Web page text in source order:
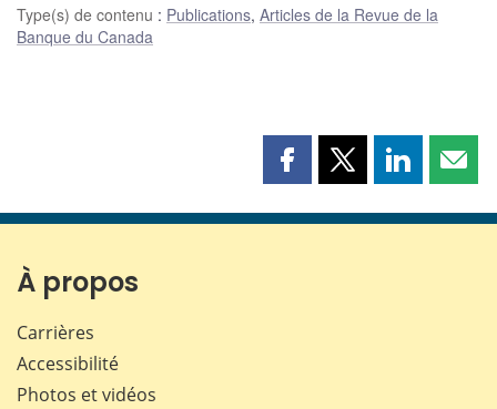
Type(s) de contenu : Publications, Articles de la Revue de la
Banque du Canada
Partager
page
Partager
page
Partager
page page
À propos
Carrières
Accessibilité
Photos et vidéos